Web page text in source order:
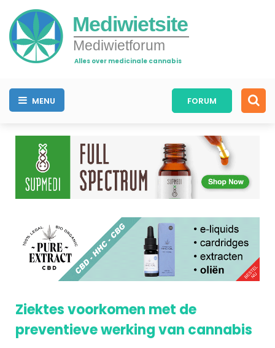
Mediwietsite
Mediwietforum
Alles over medicinale cannabis
MENU FORUM
Ziektes voorkomen met de
preventieve werking van cannabis